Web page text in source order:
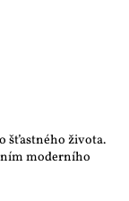
šťastného života.
moderního